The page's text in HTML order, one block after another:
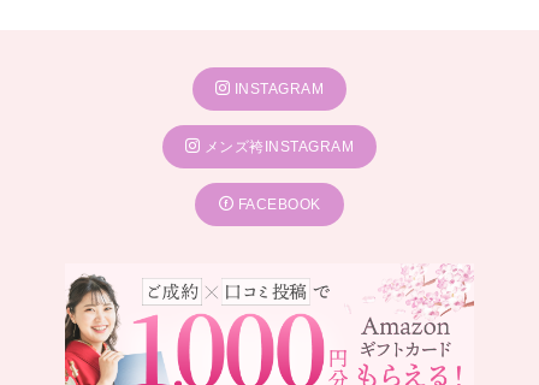
INSTAGRAM
メンズ袴INSTAGRAM
FACEBOOK